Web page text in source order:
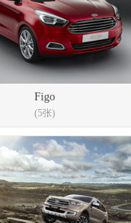
Figo
(5张)